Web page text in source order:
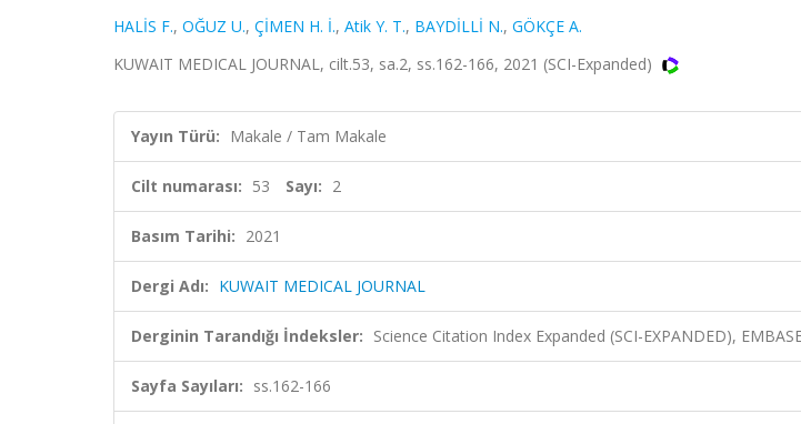
HALİS F., OĞUZ U., ÇİMEN H. İ., Atik Y. T., BAYDİLLİ N., GÖKÇE A.
KUWAIT MEDICAL JOURNAL, cilt.53, sa.2, ss.162-166, 2021 (SCI-Expanded)
Yayın Türü: Makale / Tam Makale
Cilt numarası: 53 Sayı: 2
Basım Tarihi: 2021
Dergi Adı: KUWAIT MEDICAL JOURNAL
Derginin Tarandığı İndeksler: Science Citation Index Expanded (SCI-EXPANDED),
Sayfa Sayıları: ss.162-166